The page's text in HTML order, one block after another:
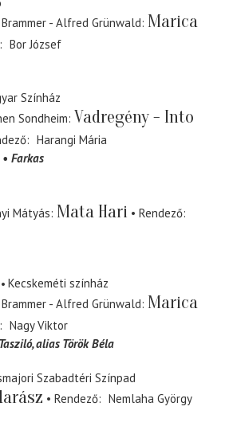
- Alfred Grünwald Marica
Bor József
Színház
Sondheim Vadregény - Into
Harangi Mária
Farkas
Mátyás Mata Hari
Rendező
Kecskeméti színház
- Alfred Grünwald Marica
Nagy Viktor
alias Török Béla
Szabadtéri Színpad
Rendező
Nemlaha György